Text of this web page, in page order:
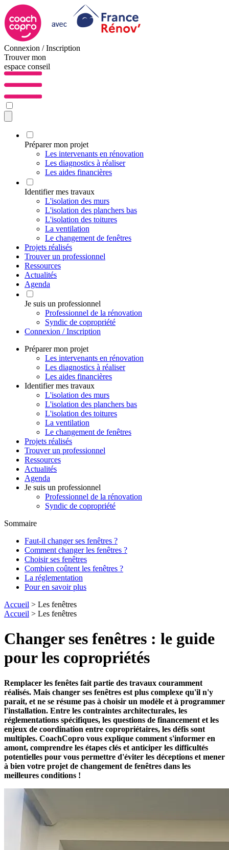
Connexion / Inscription
Trouver mon
espace conseil
Préparer mon projet
Les intervenants en rénovation
Les diagnostics à réaliser
Les aides financières
Identifier mes travaux
L'isolation des murs
L'isolation des planchers bas
L'isolation des toitures
La ventilation
Le changement de fenêtres
Projets réalisés
Trouver un professionnel
Ressources
Actualités
Agenda
Je suis un professionnel
Professionnel de la rénovation
Syndic de copropriété
Connexion / Inscription
Préparer mon projet
Les intervenants en rénovation
Les diagnostics à réaliser
Les aides financières
Identifier mes travaux
L'isolation des murs
L'isolation des planchers bas
L'isolation des toitures
La ventilation
Le changement de fenêtres
Projets réalisés
Trouver un professionnel
Ressources
Actualités
Agenda
Je suis un professionnel
Professionnel de la rénovation
Syndic de copropriété
Sommaire
Faut-il changer ses fenêtres ?
Comment changer les fenêtres ?
Choisir ses fenêtres
Combien coûtent les fenêtres ?
La réglementation
Pour en savoir plus
Accueil > Les fenêtres
Accueil > Les fenêtres
Changer ses fenêtres : le guide
pour les copropriétés
Remplacer les fenêtes fait partie des travaux couramment
réalisés. Mais changer ses fenêtres est plus complexe qu'il n'y
parait, et ne se résume pas à choisir un modèle et à programmer
l'installation. Entre les contraintes architecturales, les
réglementations spécifiques, les questions de financement et les
enjeux de coordination entre copropriétaires, les défis sont
multiples. CoachCopro vous explique comment s'informer en
amont, comprendre les étapes clés et anticiper les difficultés
potentielles pour vous permettre d'éviter les déceptions et mener
à bien votre projet de changement de fenêtres dans les
meilleures conditions !